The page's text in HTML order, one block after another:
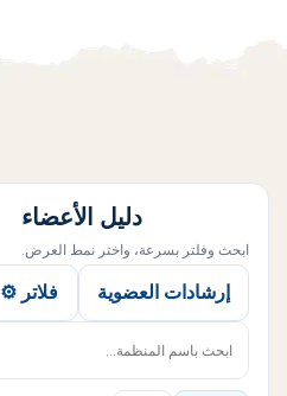
دليل الأعضاء
ابحث وفلتر بسرعة، واختر نمط العرض.
إرشادات العضوية فلاتر ⚙️